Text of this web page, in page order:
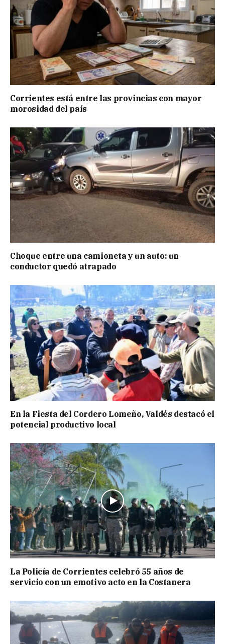
Corrientes está entre las provincias con mayor
morosidad del país
Choque entre una camioneta y un auto: un
conductor quedó atrapado
En la Fiesta del Cordero Lomeño, Valdés destacó el
potencial productivo local
La Policía de Corrientes celebró 55 años de
servicio con un emotivo acto en la Costanera